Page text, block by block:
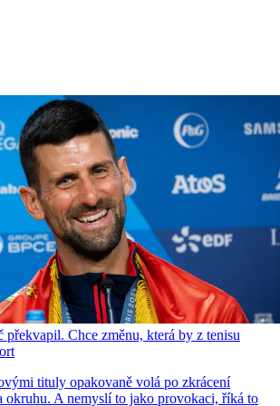
Chce změnu, která by z tenisu
tituly opakovaně volá po zkrácení
okruhu. A nemyslí to jako provokaci, říká to